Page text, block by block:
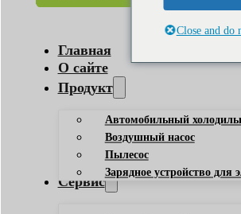
Главная
О сайте
Продукт
Автомобильный
Воздушный насос
Пылесос
Зарядное устройство для
Сервис
Close and do